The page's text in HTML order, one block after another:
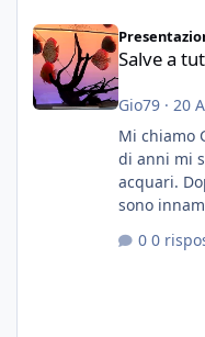
Salve a tutti, mi presento
Salve a
Gio79· 20
Mi chiamo
di anni mi
acquari. Dopo le prime esperienze "basic" mi
sono
E' stata
0